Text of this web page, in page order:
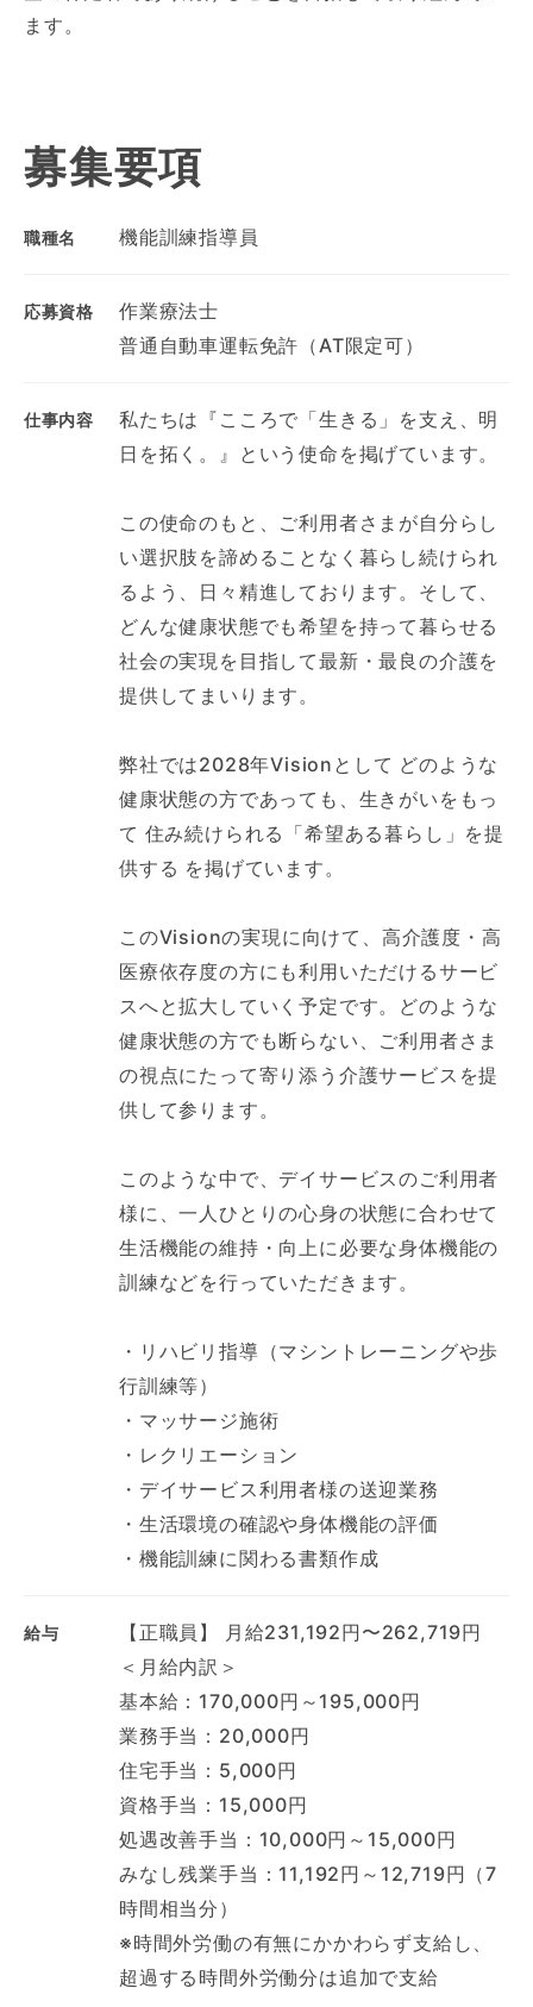
ます。
募集要項
職種名 機能訓練指導員
応募資格
作業療法士
普通自動車運転免許（AT限定可）
仕事内容
私たちは『こころで「生きる」を支え、明
日を拓く。』という使命を掲げています。
この使命のもと、ご利用者さまが自分らし
い選択肢を諦めることなく暮らし続けられ
るよう、日々精進しております。そして、
どんな健康状態でも希望を持って暮らせる
社会の実現を目指して最新・最良の介護を
提供してまいります。
弊社では2028年Visionとして どのような
健康状態の方であっても、生きがいをもっ
て 住み続けられる「希望ある暮らし」を提
供する を掲げています。
このVisionの実現に向けて、高介護度・高
医療依存度の方にも利用いただけるサービ
スへと拡大していく予定です。どのような
健康状態の方でも断らない、ご利用者さま
の視点にたって寄り添う介護サービスを提
供して参ります。
このような中で、デイサービスのご利用者
様に、一人ひとりの心身の状態に合わせて
生活機能の維持・向上に必要な身体機能の
訓練などを行っていただきます。
・リハビリ指導（マシントレーニングや歩
行訓練等）
・マッサージ施術
・レクリエーション
・デイサービス利用者様の送迎業務
・生活環境の確認や身体機能の評価
・機能訓練に関わる書類作成
給与
【正職員】 月給231,192円〜262,719円
＜月給内訳＞
基本給：170,000円～195,000円
業務手当：20,000円
住宅手当：5,000円
資格手当：15,000円
処遇改善手当：10,000円～15,000円
みなし残業手当：11,192円～12,719円（7
時間相当分）
※時間外労働の有無にかかわらず支給し、
超過する時間外労働分は追加で支給